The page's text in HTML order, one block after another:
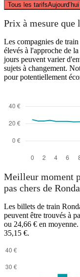
Tous les tarifsAujourd’hui
Prix à mesure que
Les compagnies de
élevés à l'approche de
jours peuvent varier
sujets à changement.
pour potentiellement
Meilleur moment
pas chers de
Les billets de train
peuvent être trouvés à
ou 24,66 € en
35,15 €.